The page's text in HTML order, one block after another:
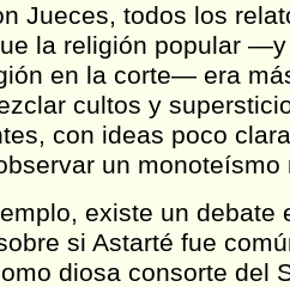
Jueces, todos los
la religión popular
en la corte— era
cultos y
con ideas poco
un monoteísmo
existe un debate
si Astarté fue
diosa consorte del